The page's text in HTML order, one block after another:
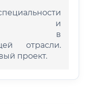
и
в
отрасли.
проект.